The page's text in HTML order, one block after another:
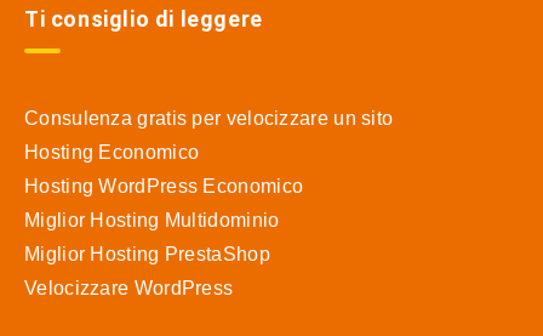
Ti consiglio di leggere
Consulenza gratis per velocizzare un sito
Hosting Economico
Hosting WordPress Economico
Miglior Hosting Multidominio
Miglior Hosting PrestaShop
Velocizzare WordPress